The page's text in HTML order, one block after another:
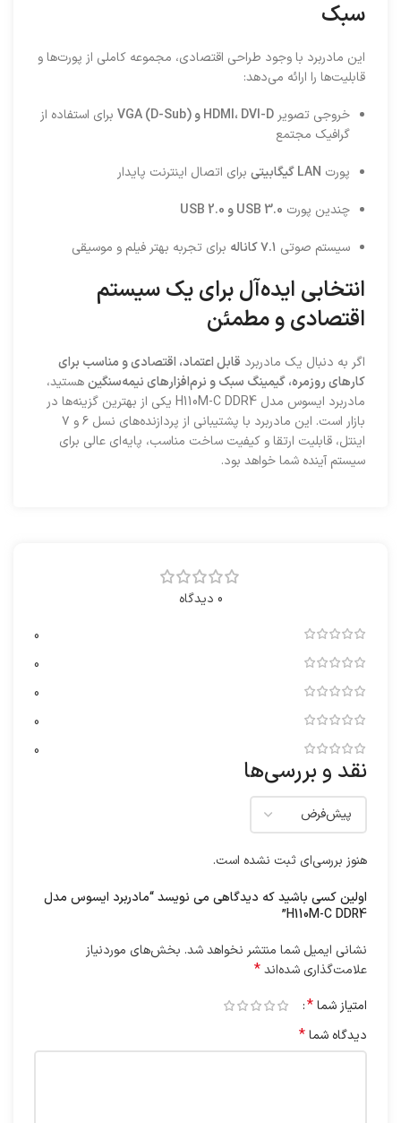
سبک
این مادربرد با وجود طراحی اقتصادی، مجموعه کاملی از پورت‌ها و
قابلیت‌ها را ارائه می‌دهد:
خروجی تصویر HDMI، DVI-D و VGA (D-Sub)
برای استفاده از
گرافیک مجتمع
پورت LAN گیگابیتی
برای اتصال اینترنت پایدار
چندین پورت USB 3.0 و USB 2.0
سیستم صوتی ۷.۱ کاناله برای تجربه بهتر فیلم و موسیقی
انتخابی ایده‌آل برای یک سیستم
اقتصادی و مطمئن
اگر به دنبال یک مادربرد قابل اعتماد، اقتصادی و مناسب برای
کارهای روزمره، گیمینگ سبک و نرم‌افزارهای نیمه‌سنگینهستید،
مادربرد ایسوس مدل H110M-C DDR4 یکی از بهترین گزینه‌ها در
بازار است. این مادربرد با پشتیبانی از پردازنده‌های نسل ۶ و ۷
اینتل، قابلیت ارتقا و کیفیت ساخت مناسب، پایه‌ای عالی برای
سیستم آینده شما خواهد بود.
0 دیدگاه
0
0
0
0
0
نقد و بررسی‌ها
هنوز بررسی‌ای ثبت نشده است.
اولین کسی باشید که دیدگاهی می نویسد “مادربرد ایسوس مدل
H110M-C DDR4”
نشانی ایمیل شما منتشر نخواهد شد. بخش‌های موردنیاز
علامت‌گذاری شده‌اند*
امتیاز شما*
دیدگاه شما*